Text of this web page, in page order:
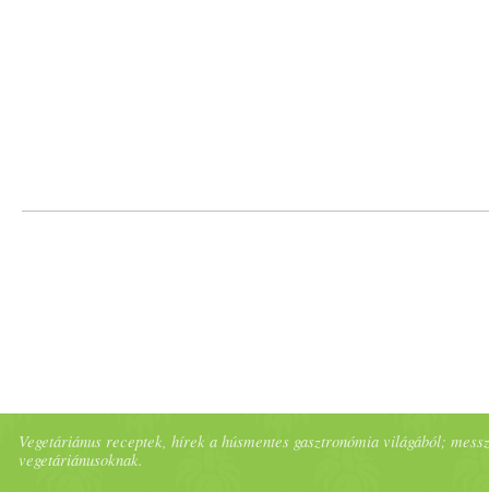
Vegetáriánus receptek, hírek a húsmentes gasztronómia világából;
vegetáriánusoknak.